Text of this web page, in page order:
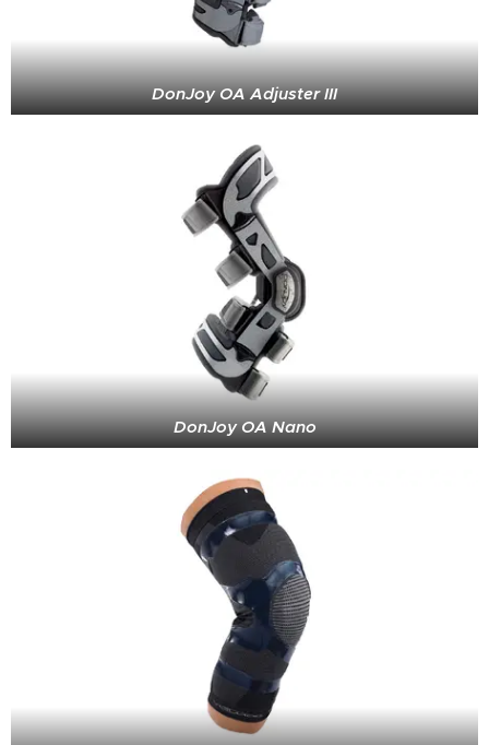
DonJoy OA Adjuster III
DonJoy OA Nano